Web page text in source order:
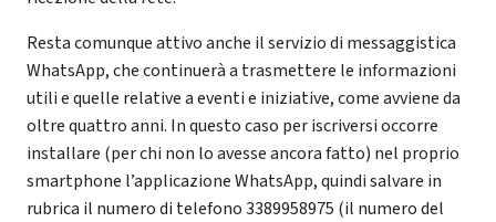
Resta comunque attivo anche il servizio di messaggistica
WhatsApp, che continuerà a trasmettere le informazioni
utili e quelle relative a eventi e iniziative, come avviene da
oltre quattro anni. In questo caso per iscriversi occorre
installare (per chi non lo avesse ancora fatto) nel proprio
smartphone l’applicazione WhatsApp, quindi salvare in
rubrica il numero di telefono 3389958975 (il numero del